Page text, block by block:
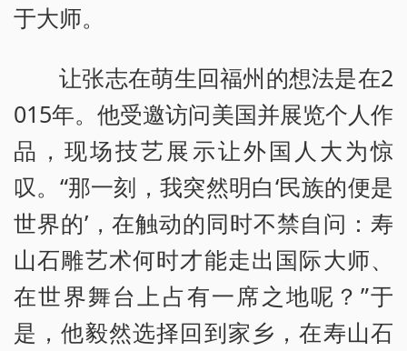
于大师。
让张志在萌生回福州的想法是在2
015年。他受邀访问美国并展览个人作
品，现场技艺展示让外国人大为惊
叹。“那一刻，我突然明白‘民族的便是
世界的’，在触动的同时不禁自问：寿
山石雕艺术何时才能走出国际大师、
在世界舞台上占有一席之地呢？”于
是，他毅然选择回到家乡，在寿山石